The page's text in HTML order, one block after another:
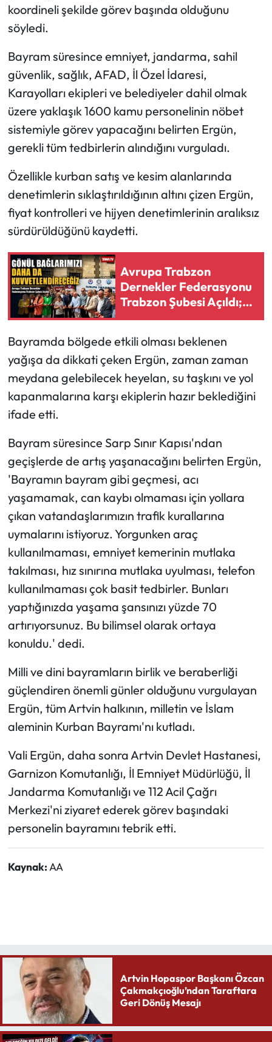
koordineli şekilde görev başında olduğunu
söyledi.
Bayram süresince emniyet, jandarma, sahil
güvenlik, sağlık, AFAD, İl Özel İdaresi,
Karayolları ekipleri ve belediyeler dahil olmak
üzere yaklaşık 1600 kamu personelinin nöbet
sistemiyle görev yapacağını belirten Ergün,
gerekli tüm tedbirlerin alındığını vurguladı.
Özellikle kurban satış ve kesim alanlarında
denetimlerin sıklaştırıldığının altını çizen Ergün,
fiyat kontrolleri ve hijyen denetimlerinin aralıksız
sürdürüldüğünü kaydetti.
Avrupa Trabzon
Dernekler Federasyonu
Trabzon Şubesi Açıldı;
“Gönül Bağlarımızı
Kuvvetlendireceğiz”
Bayramda bölgede etkili olması beklenen
yağışa da dikkati çeken Ergün, zaman zaman
meydana gelebilecek heyelan, su taşkını ve yol
kapanmalarına karşı ekiplerin hazır beklediğini
ifade etti.
Bayram süresince Sarp Sınır Kapısı'ndan
geçişlerde de artış yaşanacağını belirten Ergün,
'Bayramın bayram gibi geçmesi, acı
yaşamamak, can kaybı olmaması için yollara
çıkan vatandaşlarımızın trafik kurallarına
uymalarını istiyoruz. Yorgunken araç
kullanılmaması, emniyet kemerinin mutlaka
takılması, hız sınırına mutlaka uyulması, telefon
kullanılmaması çok basit tedbirler. Bunları
yaptığınızda yaşama şansınızı yüzde 70
artırıyorsunuz. Bu bilimsel olarak ortaya
konuldu.' dedi.
Milli ve dini bayramların birlik ve beraberliği
güçlendiren önemli günler olduğunu vurgulayan
Ergün, tüm Artvin halkının, milletin ve İslam
aleminin Kurban Bayramı'nı kutladı.
Vali Ergün, daha sonra Artvin Devlet Hastanesi,
Garnizon Komutanlığı, İl Emniyet Müdürlüğü, İl
Jandarma Komutanlığı ve 112 Acil Çağrı
Merkezi'ni ziyaret ederek görev başındaki
personelin bayramını tebrik etti.
Kaynak:AA
Artvin Hopaspor Başkanı Özcan
Çakmakçıoğlu’ndan Taraftara
Geri Dönüş Mesajı
Sağlık
Teknoloji